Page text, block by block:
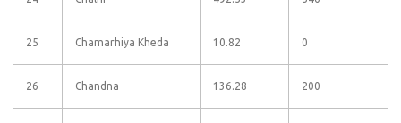
25 Chamarhiya Kheda 10.82 0
26 Chandna 136.28 200